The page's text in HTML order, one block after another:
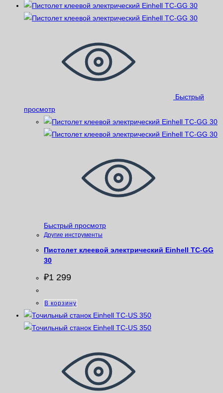
Быстрый
просмотр
Быстрый просмотр
Другие инструменты
Пистолет клеевой электрический Einhell TC-GG
30
₽1 299
В корзину